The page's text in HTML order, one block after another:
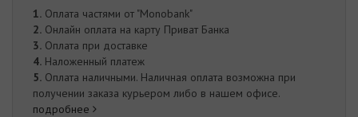
1. Оплата частями от "Monobank"
2. Онлайн оплата на карту Приват Банка
3. Оплата при доставке
4. Наложенный платеж
5. Оплата наличными. Наличная оплата возможна при
получении заказа курьером либо в нашем офисе.
подробнее